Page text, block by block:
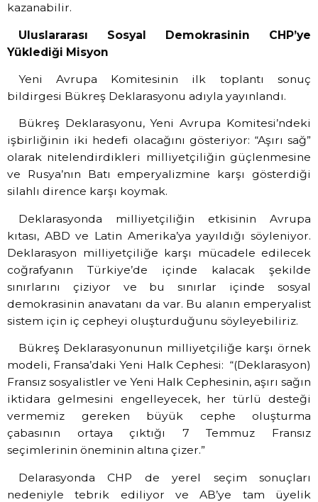
kazanabilir.
Uluslararası Sosyal Demokrasinin CHP’ye
Yüklediği Misyon
Yeni Avrupa Komitesinin ilk toplantı sonuç
bildirgesi Bükreş Deklarasyonu adıyla yayınlandı.
Bükreş Deklarasyonu, Yeni Avrupa Komitesi’ndeki
işbirliğinin iki hedefi olacağını gösteriyor: “Aşırı sağ”
olarak nitelendirdikleri milliyetçiliğin güçlenmesine
ve Rusya’nın Batı emperyalizmine karşı gösterdiği
silahlı dirence karşı koymak.
Deklarasyonda milliyetçiliğin etkisinin Avrupa
kıtası, ABD ve Latin Amerika’ya yayıldığı söyleniyor.
Deklarasyon milliyetçiliğe karşı mücadele edilecek
coğrafyanın Türkiye’de içinde kalacak şekilde
sınırlarını çiziyor ve bu sınırlar içinde sosyal
demokrasinin anavatanı da var. Bu alanın emperyalist
sistem için iç cepheyi oluşturduğunu söyleyebiliriz.
Bükreş Deklarasyonunun milliyetçiliğe karşı örnek
modeli, Fransa’daki Yeni Halk Cephesi: “(Deklarasyon)
Fransız sosyalistler ve Yeni Halk Cephesinin, aşırı sağın
iktidara gelmesini engelleyecek, her türlü desteği
vermemiz gereken büyük cephe oluşturma
çabasının ortaya çıktığı 7 Temmuz Fransız
seçimlerinin öneminin altına çizer.”
Delarasyonda CHP de yerel seçim sonuçları
nedeniyle tebrik ediliyor ve AB’ye tam üyelik